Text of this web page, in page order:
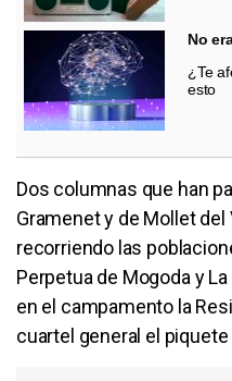
No
¿Te
esto
Dos columnas que han
Gramenet y de Mollet del
recorriendo las
Perpetua de Mogoda y
en el campamento la
cuartel general el